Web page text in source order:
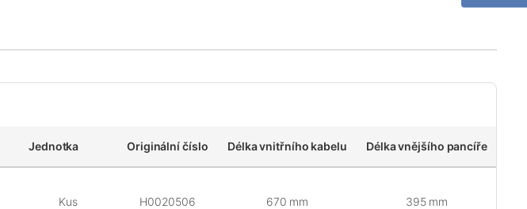
Jednotka Originální číslo Délka vnitřního kabelu Délka vnějšího pancíře
Kus H0020506 670 mm 395 mm